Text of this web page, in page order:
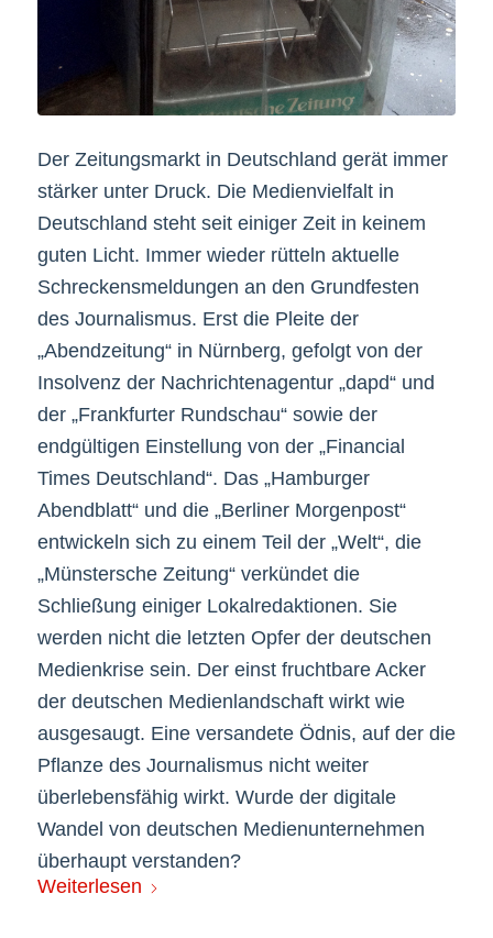
Der Zeitungsmarkt in Deutschland gerät immer
stärker unter Druck. Die Medienvielfalt in
Deutschland steht seit einiger Zeit in keinem
guten Licht. Immer wieder rütteln aktuelle
Schreckensmeldungen an den Grundfesten
des Journalismus. Erst die Pleite der
„Abendzeitung“ in Nürnberg, gefolgt von der
Insolvenz der Nachrichtenagentur „dapd“ und
der „Frankfurter Rundschau“ sowie der
endgültigen Einstellung von der „Financial
Times Deutschland“. Das „Hamburger
Abendblatt“ und die „Berliner Morgenpost“
entwickeln sich zu einem Teil der „Welt“, die
„Münstersche Zeitung“ verkündet die
Schließung einiger Lokalredaktionen. Sie
werden nicht die letzten Opfer der deutschen
Medienkrise sein. Der einst fruchtbare Acker
der deutschen Medienlandschaft wirkt wie
ausgesaugt. Eine versandete Ödnis, auf der die
Pflanze des Journalismus nicht weiter
überlebensfähig wirkt. Wurde der digitale
Wandel von deutschen Medienunternehmen
überhaupt verstanden?
Weiterlesen